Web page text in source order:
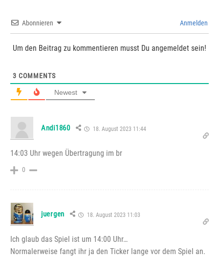
Abonnieren Anmelden
Um den Beitrag zu kommentieren musst Du angemeldet sein!
3 COMMENTS
Newest
Andi1860 18. August 2023 11:44
14:03 Uhr wegen Übertragung im br
0
juergen 18. August 2023 11:03
Ich glaub das Spiel ist um 14:00 Uhr…
Normalerweise fangt ihr ja den Ticker lange vor dem Spiel an.